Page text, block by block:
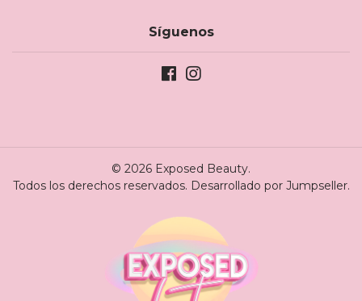
Síguenos
© 2026 Exposed Beauty.
Todos los derechos reservados. Desarrollado por Jumpseller.